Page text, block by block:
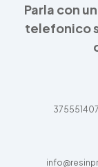
Parla con
telefonico